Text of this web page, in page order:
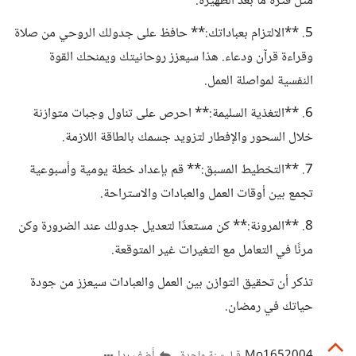
5. **الالتزام بعباداتك:** حافظ على جدولك الروحي من صلاة
وقراءة قرآن ودعاء. هذا سيعزز روحانيتك ويمنحك القوة
النفسية لمواصلة العمل.
6. **التغذية السليمة:** احرص على تناول وجبات متوازنة
خلال السحور والإفطار لتزويد جسمك بالطاقة اللازمة.
7. **التخطيط المسبق:** قم بإعداد خطة يومية وأسبوعية
تجمع بين أوقات العمل والعبادات والاستراحة.
8. **المرونة:** كن مستعدًا لتعديل جدولك عند الضرورة وكن
مرنًا في التعامل مع التغيرات غير المتوقعة.
تذكر أن تحقيق التوازن بين العمل والعبادات سيعزز من جودة
حياتك في رمضان.